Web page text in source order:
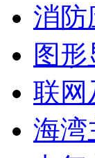
消防
图
联网
海湾